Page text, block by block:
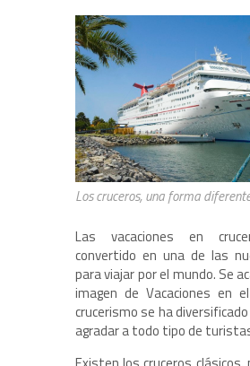
Los cruceros, una forma
Las vacaciones en
convertido en una de las
para viajar por el mundo. Se
imagen de Vacaciones en
crucerismo se ha
agradar a todo tipo de